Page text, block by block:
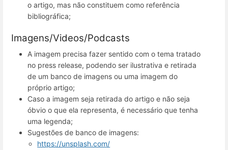
o artigo, mas não constituem como referência
bibliográfica;
Imagens/Videos/Podcasts
A imagem precisa fazer sentido com o tema tratado
no press release, podendo ser ilustrativa e retirada
de um banco de imagens ou uma imagem do
próprio artigo;
Caso a imagem seja retirada do artigo e não seja
óbvio o que ela representa, é necessário que tenha
uma legenda;
Sugestões de banco de imagens:
https://unsplash.com/